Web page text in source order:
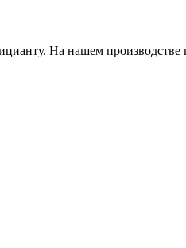
На нашем производстве